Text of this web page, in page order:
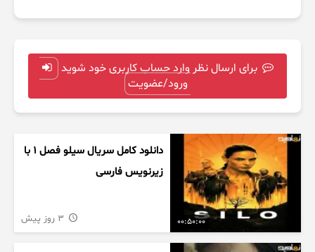
برای ارسال نظر وارد حساب کاربری خود شوید
ورود/عضویت
00:50:00
دانلود کامل سریال سیلو فصل ۱ با
زیرنویس فارسی